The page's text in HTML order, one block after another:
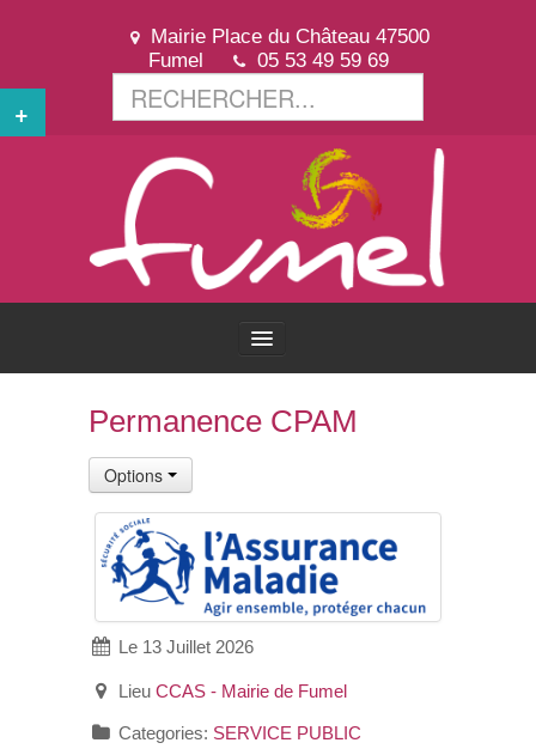
Mairie Place du Château 47500
Fumel
05 53 49 59 69
VOTRE VILLE
VOTRE MAIRIE
VOS DEMARCHES
VIE SCOLAIRE
Permanence CPAM
Options
Le 13 Juillet 2026
Lieu CCAS - Mairie de Fumel
Categories: SERVICE PUBLIC
+